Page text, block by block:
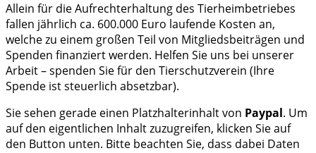
Allein für die Aufrechterhaltung des Tierheimbetriebes
fallen jährlich ca. 600.000 Euro laufende Kosten an,
welche zu einem großen Teil von Mitgliedsbeiträgen und
Spenden finanziert werden. Helfen Sie uns bei unserer
Arbeit – spenden Sie für den Tierschutzverein (Ihre
Spende ist steuerlich absetzbar).
Sie sehen gerade einen Platzhalterinhalt von Paypal. Um
auf den eigentlichen Inhalt zuzugreifen, klicken Sie auf
den Button unten. Bitte beachten Sie, dass dabei Daten